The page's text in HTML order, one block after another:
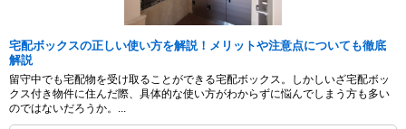
宅配ボックスの正しい使い方を解説！メリットや注意点についても徹底
解説
留守中でも宅配物を受け取ることができる宅配ボックス。しかしいざ宅配ボッ
クス付き物件に住んだ際、具体的な使い方がわからずに悩んでしまう方も多い
のではないだろうか。...